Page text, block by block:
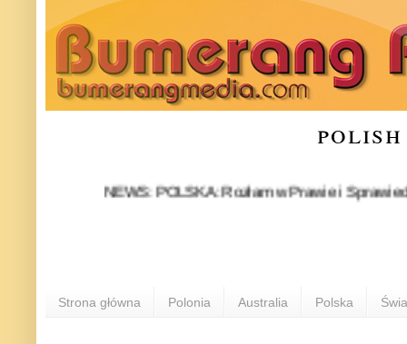
NEWS: POLSKA: Rozłam w Prawie i
Strona główna Polonia Australia Polska